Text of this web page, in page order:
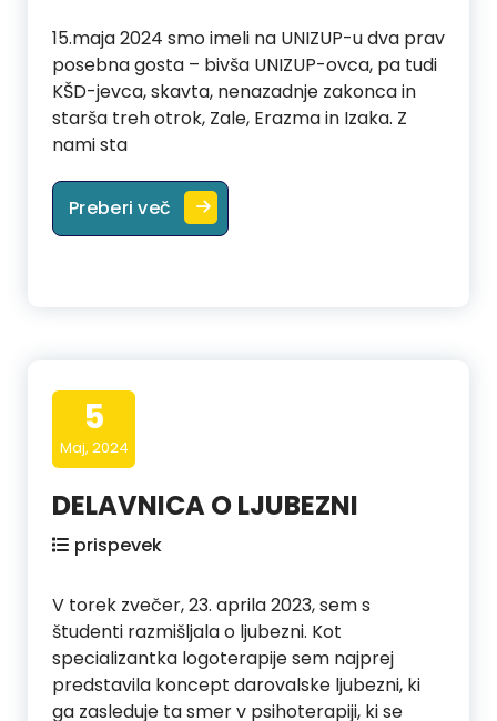
15.maja 2024 smo imeli na UNIZUP-u dva prav
posebna gosta – bivša UNIZUP-ovca, pa tudi
KŠD-jevca, skavta, nenazadnje zakonca in
starša treh otrok, Zale, Erazma in Izaka. Z
nami sta
Preberi več Simon in Sara Brezovnik:
5
Maj, 2024
DELAVNICA O LJUBEZNI
prispevek
V torek zvečer, 23. aprila 2023, sem s
študenti razmišljala o ljubezni. Kot
specializantka logoterapije sem najprej
predstavila koncept darovalske ljubezni, ki
ga zasleduje ta smer v psihoterapiji, ki se